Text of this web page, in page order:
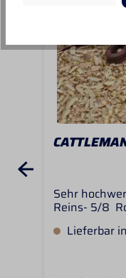
Sehr
Reins- 5/8
Stiched
Lieferbar